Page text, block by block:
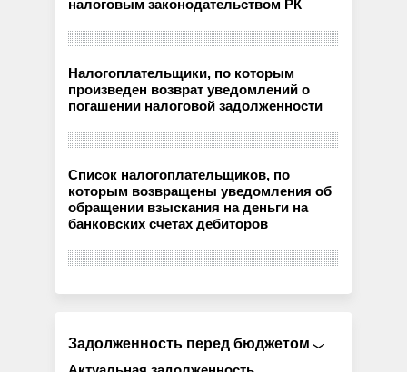
налоговым законодательством РК
Налогоплательщики, по которым
произведен возврат уведомлений о
погашении налоговой задолженности
Список налогоплательщиков, по
которым возвращены уведомления об
обращении взыскания на деньги на
банковских счетах дебиторов
Задолженность перед бюджетом